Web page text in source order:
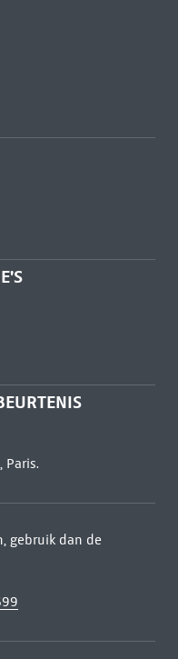
Paris.
gebruik dan de